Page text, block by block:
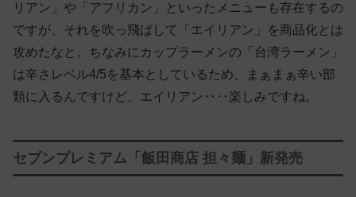
リアン」や「アフリカン」といったメニューも存在するの
ですが、それを吹っ飛ばして「エイリアン」を商品化とは
攻めたなと。ちなみにカップラーメンの「台湾ラーメン」
は辛さレベル4/5を基本としているため、まぁまぁ辛い部
類に入るんですけど、エイリアン‥‥楽しみですね。
セブンプレミアム「飯田商店 担々麺」新発売